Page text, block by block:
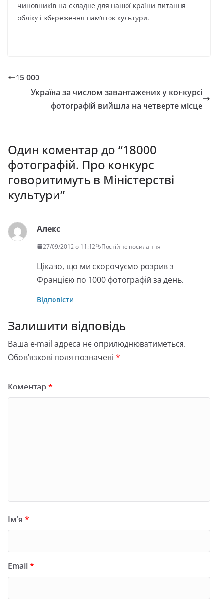
чиновників на складне для нашої країни питання
обліку і збереження пам’яток культури.
15 000
Україна за числом завантажених у конкурсі
фотографій вийшла на четверте місце
Один коментар до “18000
фотографій. Про конкурс
говоритимуть в Міністерстві
культури”
Алекс
27/09/2012 о 11:12 Постійне посилання
Цікаво, що ми скорочуємо розрив з
Францією по 1000 фотографій за день.
Відповісти
Залишити відповідь
Ваша e-mail адреса не оприлюднюватиметься.
Обов’язкові поля позначені *
Коментар*
Ім'я *
Email*